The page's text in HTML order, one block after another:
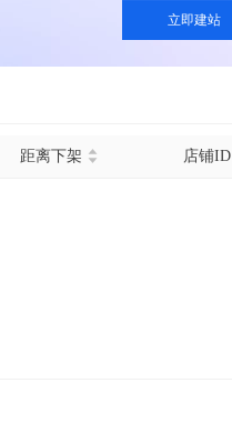
立即建站
距离下架 店铺ID